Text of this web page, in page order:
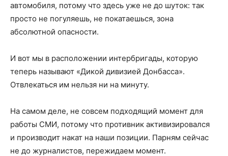
автомобиля, потому что здесь уже не до шуток: так
просто не погуляешь, не покатаешься, зона
абсолютной опасности.
И вот мы в расположении интербригады, которую
теперь называют «Дикой дивизией Донбасса».
Отвлекаться им нельзя ни на минуту.
На самом деле, не совсем подходящий момент для
работы СМИ, потому что противник активизировался
и производит накат на наши позиции. Парням сейчас
не до журналистов, пережидаем момент.